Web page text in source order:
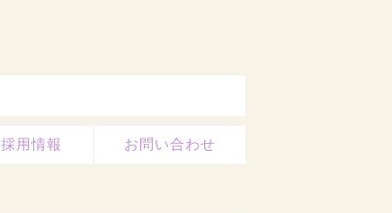
採用情報 お問い合わせ